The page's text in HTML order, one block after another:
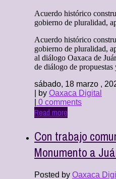
Acuerdo histórico
gobierno de pluralidad,
Acuerdo histórico
gobierno de pluralidad,
al diálogo Oaxaca de
de diálogo de propuestas
sábado, 18 marzo ,
| by Oaxaca Digital
0 comments
Read more
Con trabajo
Monumento a
Posted by Oaxaca